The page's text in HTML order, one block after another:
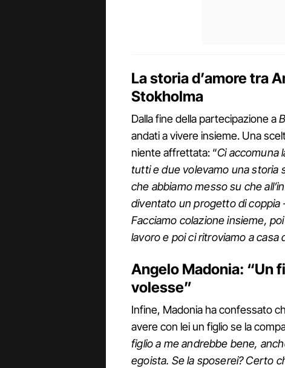
La storia d’amore tra
Stokholma
Dalla fine della partecipazione a
andati a vivere insieme. Una
niente affrettata: “Ci accomuna
tutti e due volevamo una storia
che abbiamo messo su che
diventato un progetto di coppia
Facciamo colazione insieme,
lavoro e poi ci ritroviamo a
Angelo Madonia: “Un
volesse”
Infine, Madonia ha confessato
avere con lei un figlio se la
figlio a me andrebbe bene,
egoista. Se la sposerei? Certo